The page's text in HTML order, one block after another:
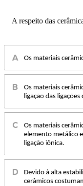
A respeito das
Os materiais
Os materiais
ligação das ligações
Os materiais
elemento metálico
ligação iônica.
Devido à alta
cerâmicos